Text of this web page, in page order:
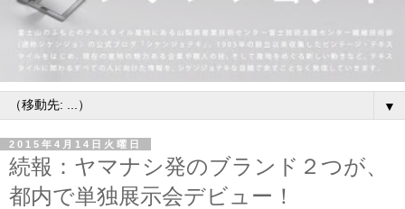
▼
2015年4月14日火曜日
続報：ヤマナシ発のブランド２つが、
都内で単独展示会デビュー！